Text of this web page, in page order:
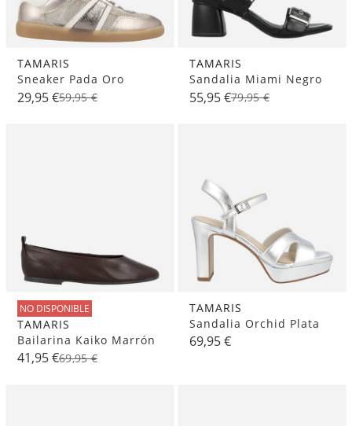
TAMARIS
Sneaker Pada Oro
29,95 €59,95 €
TAMARIS
Sandalia Miami Negro
55,95 €79,95 €
NO DISPONIBLE
TAMARIS
Bailarina Kaiko Marrón
41,95 €69,95 €
TAMARIS
Sandalia Orchid Plata
69,95 €